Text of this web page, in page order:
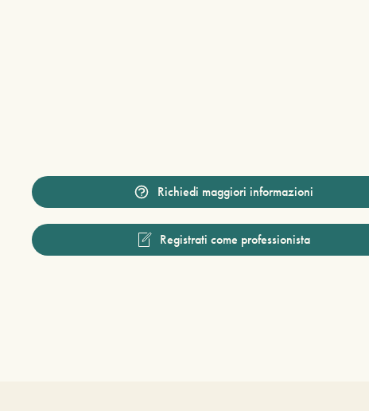
Richiedi maggiori informazioni
Registrati come professionista